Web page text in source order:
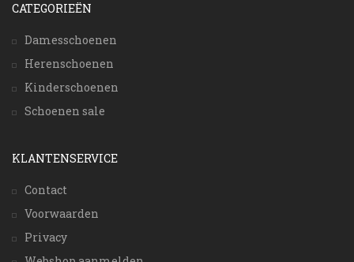
CATEGORIEËN
Damesschoenen
Herenschoenen
Kinderschoenen
Schoenen sale
KLANTENSERVICE
Contact
Voorwaarden
Privacy